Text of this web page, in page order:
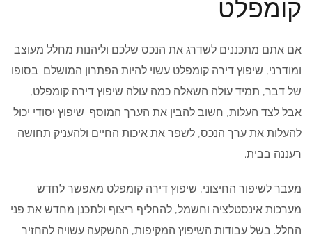
קומפלט
אם אתם מתכננים לשדרג את הנכס שלכם וליהנות מחלל מעוצב
ומודרני, שיפוץ דירה קומפלט עשוי להיות הפתרון המושלם. בסופו
של דבר, תמיד עולה השאלה כמה עולה שיפוץ דירה קומפלט,
אבל לצד העלות, חשוב להבין את הערך המוסף. שיפוץ יסודי יכול
להעלות את ערך הנכס, לשפר את איכות החיים ולהעניק תחושה
רעננה בבית.
מעבר לשיפור החיצוני, שיפוץ דירה קומפלט מאפשר לחדש
מערכות אינסטלציה וחשמל, להחליף ריצוף ולתכנן מחדש את פני
החלל. בשל עבודות השיפוץ המקיפות, ההשקעה עשויה להחזיר